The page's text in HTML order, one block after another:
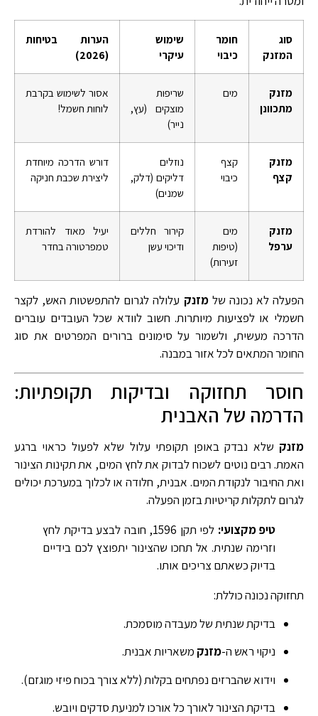
סוג
המזנק
חומר
כיבוי
שימוש
עיקרי
הערות בטיחות
(2026)
מזנק
מתכוונן
מים
שריפות
מוצקים (עץ,
נייר)
אסור לשימוש בקרבת
לוחות חשמל!
מזנק
קצף
קצף
כיבוי
נוזלים
דליקים (דלק,
שמנים)
דורש הדרכה מיוחדת
ליצירת שכבת חניקה
מזנק
ערפל
מים
(טיפות
זעירות)
קירור חללים
ודיכוי עשן
יעיל מאוד להורדת
טמפרטורה בחדר
הפעלה לא נכונה שלמזנק עלולה לגרום להתפשטות האש, לקצר
חשמלי או לפציעות מיותרות. חשוב לוודא שכל העובדים עוברים
הדרכה מעשית, ולשמור על סימונים ברורים המפרטים את סוג
החומר המתאים לכל אזור במבנה.
חוסר תחזוקה ובדיקות תקופתיות:
הדרמה של האבנית
מזנק שלא נבדק באופן תקופתי עלול שלא לפעול כראוי ברגע
האמת. רבים נוטים לשכוח לבדוק את לחץ המים, את תקינות הצינור
ואת החיבור לנקודת המים. אבנית, חלודה או לכלוך במערכת יכולים
לגרום לתקלות קריטיות בזמן הפעלה.
טיפ מקצועי:
לפי תקן 1596, חובה לבצע בדיקת לחץ
וזרימה שנתית. אל תחכו שהצינור יתפוצץ לכם בידיים
בדיוק כשאתם צריכים אותו.
תחזוקה נכונה כוללת:
בדיקת שנתית של מעבדה מוסמכת.
ניקוי ראש ה-מזנק משאריות אבנית.
וידוא שהברזים נפתחים בקלות (ללא צורך בכוח פיזי מוגזם).
בדיקת הצינור לאורך כל אורכו למניעת סדקים ויובש.